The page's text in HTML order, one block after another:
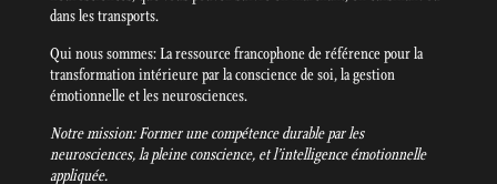
dans les transports.
Qui nous sommes: La ressource francophone de référence pour la
transformation intérieure par la conscience de soi, la gestion
émotionnelle et les neurosciences.
Notre mission: Former une compétence durable par les
neurosciences, la pleine conscience, et l’intelligence émotionnelle
appliquée.